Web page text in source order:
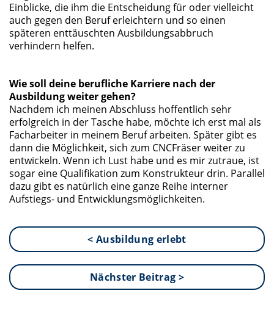
Einblicke, die ihm die Entscheidung für oder vielleicht
auch gegen den Beruf erleichtern und so einen
späteren enttäuschten Ausbildungsabbruch
verhindern helfen.
Wie soll deine berufliche Karriere nach der
Ausbildung weiter gehen?
Nachdem ich meinen Abschluss hoffentlich sehr
erfolgreich in der Tasche habe, möchte ich erst mal als
Facharbeiter in meinem Beruf arbeiten. Später gibt es
dann die Möglichkeit, sich zum CNCFräser weiter zu
entwickeln. Wenn ich Lust habe und es mir zutraue, ist
sogar eine Qualifikation zum Konstrukteur drin. Parallel
dazu gibt es natürlich eine ganze Reihe interner
Aufstiegs- und Entwicklungsmöglichkeiten.
< Ausbildung erlebt
Nächster Beitrag >